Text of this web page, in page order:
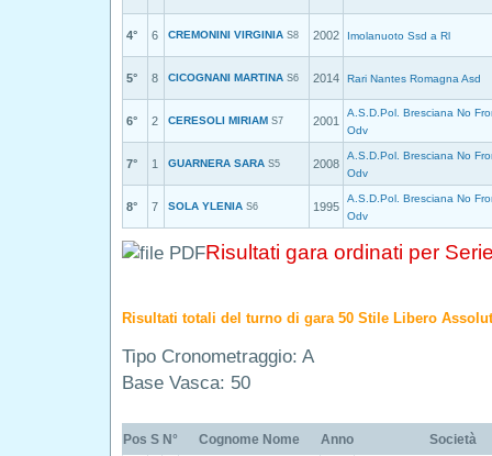
4° 6 CREMONINI VIRGINIA S8 2002 Imolanuoto Ssd a Rl
5° 8 CICOGNANI MARTINA S6 2014 Rari Nantes Romagna Asd
6° 2 CERESOLI MIRIAM S7 2001
A.S.D.Pol. Bresciana No
Odv
7° 1 GUARNERA SARA S5 2008
A.S.D.Pol. Bresciana No
Odv
8° 7 SOLA YLENIA S6 1995
A.S.D.Pol. Bresciana No
Odv
Risultati gara ordinati per
Risultati totali del turno di gara 50 Stile Libero
Tipo Cronometraggio: A
Base Vasca: 50
Pos S N° Cognome Nome Anno Società